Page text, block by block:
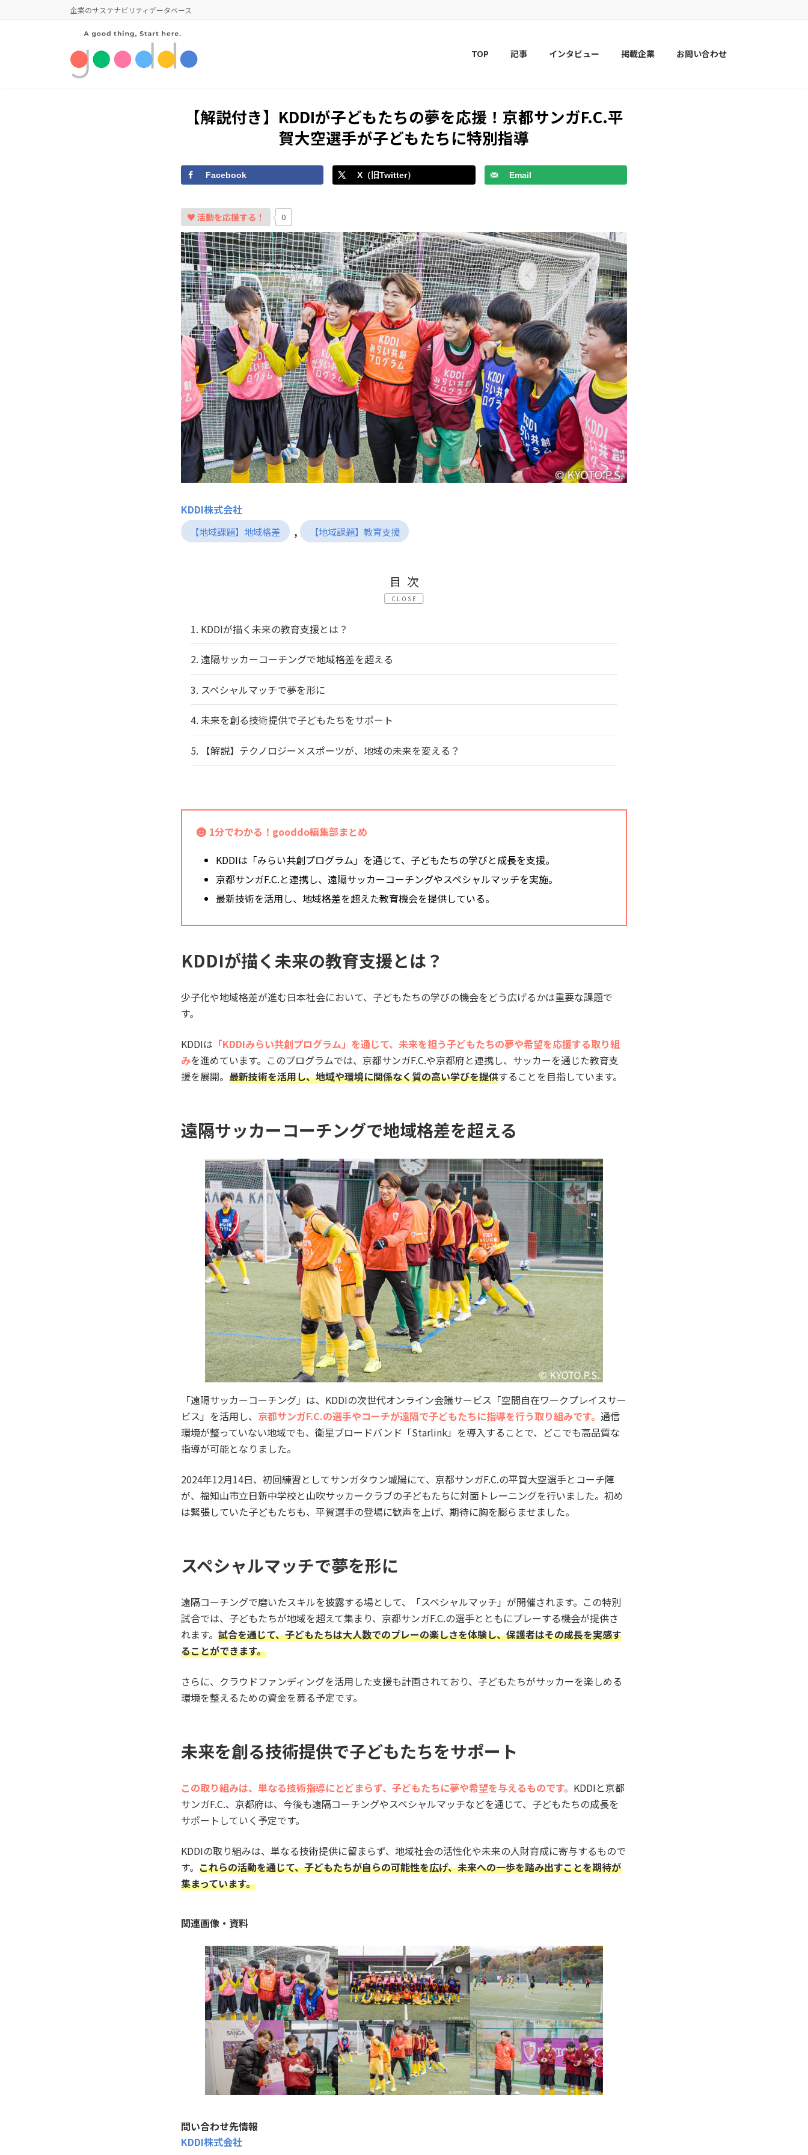
企業のサステナビリティデータベース
TOP 記事 インタビュー 掲載企業 お問い合わせ
【解説付き】KDDIが子どもたちの夢を応援！京都サンガF.C.平
賀大空選手が子どもたちに特別指導
Facebook X（旧Twitter） Email
♥ 活動を応援する！ 0
KDDI株式会社
【地域課題】地域格差 , 【地域課題】教育支援
目次
CLOSE
1. KDDIが描く未来の教育支援とは？
2. 遠隔サッカーコーチングで地域格差を超える
3. スペシャルマッチで夢を形に
4. 未来を創る技術提供で子どもたちをサポート
5. 【解説】テクノロジー×スポーツが、地域の未来を変える？
1分でわかる！gooddo編集部まとめ
KDDIは「みらい共創プログラム」を通じて、子どもたちの学びと成長を支援。
京都サンガF.C.と連携し、遠隔サッカーコーチングやスペシャルマッチを実施。
最新技術を活用し、地域格差を超えた教育機会を提供している。
KDDIが描く未来の教育支援とは？
少子化や地域格差が進む日本社会において、子どもたちの学びの機会をどう広げるかは重要な課題で
す。
KDDIは 「KDDIみらい共創プログラム」を通じて、未来を担う子どもたちの夢や希望を応援する取り組
みを進めています。このプログラムでは、京都サンガF.C.や京都府と連携し、サッカーを通じた教育支
援を展開。 最新技術を活用し、地域や環境に関係なく質の高い学びを提供することを目指しています。
遠隔サッカーコーチングで地域格差を超える
「遠隔サッカーコーチング」は、KDDIの次世代オンライン会議サービス「空間自在ワークプレイスサー
ビス」を活用し、 京都サンガF.C.の選手やコーチが遠隔で子どもたちに指導を行う取り組みです。 通信
環境が整っていない地域でも、衛星ブロードバンド「Starlink」を導入することで、どこでも高品質な
指導が可能となりました。
2024年12月14日、初回練習としてサンガタウン城陽にて、京都サンガF.C.の平賀大空選手とコーチ陣
が、福知山市立日新中学校と山吹サッカークラブの子どもたちに対面トレーニングを行いました。​初め
は緊張していた子どもたちも、平賀選手の登場に歓声を上げ、期待に胸を膨らませました。
スペシャルマッチで夢を形に
遠隔コーチングで磨いたスキルを披露する場として、「スペシャルマッチ」が開催されます。この特別
試合では、子どもたちが地域を超えて集まり、京都サンガF.C.の選手とともにプレーする機会が提供さ
れます。 試合を通じて、子どもたちは大人数でのプレーの楽しさを体験し、保護者はその成長を実感す
ることができます。
さらに、クラウドファンディングを活用した支援も計画されており、子どもたちがサッカーを楽しめる
環境を整えるための資金を募る予定です。
未来を創る技術提供で子どもたちをサポート
この取り組みは、単なる技術指導にとどまらず、子どもたちに夢や希望を与えるものです。 ​KDDIと京都
サンガF.C.、京都府は、今後も遠隔コーチングやスペシャルマッチなどを通じて、子どもたちの成長を
サポートしていく予定です。​
KDDIの取り組みは、単なる技術提供に留まらず、地域社会の活性化や未来の人財育成に寄与するもので
す。 これらの活動を通じて、子どもたちが自らの可能性を広げ、未来への一歩を踏み出すことを期待が
集まっています。
関連画像・資料
問い合わせ先情報
KDDI株式会社